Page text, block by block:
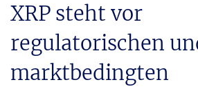
XRP steht vor
regulatorischen
marktbedingten